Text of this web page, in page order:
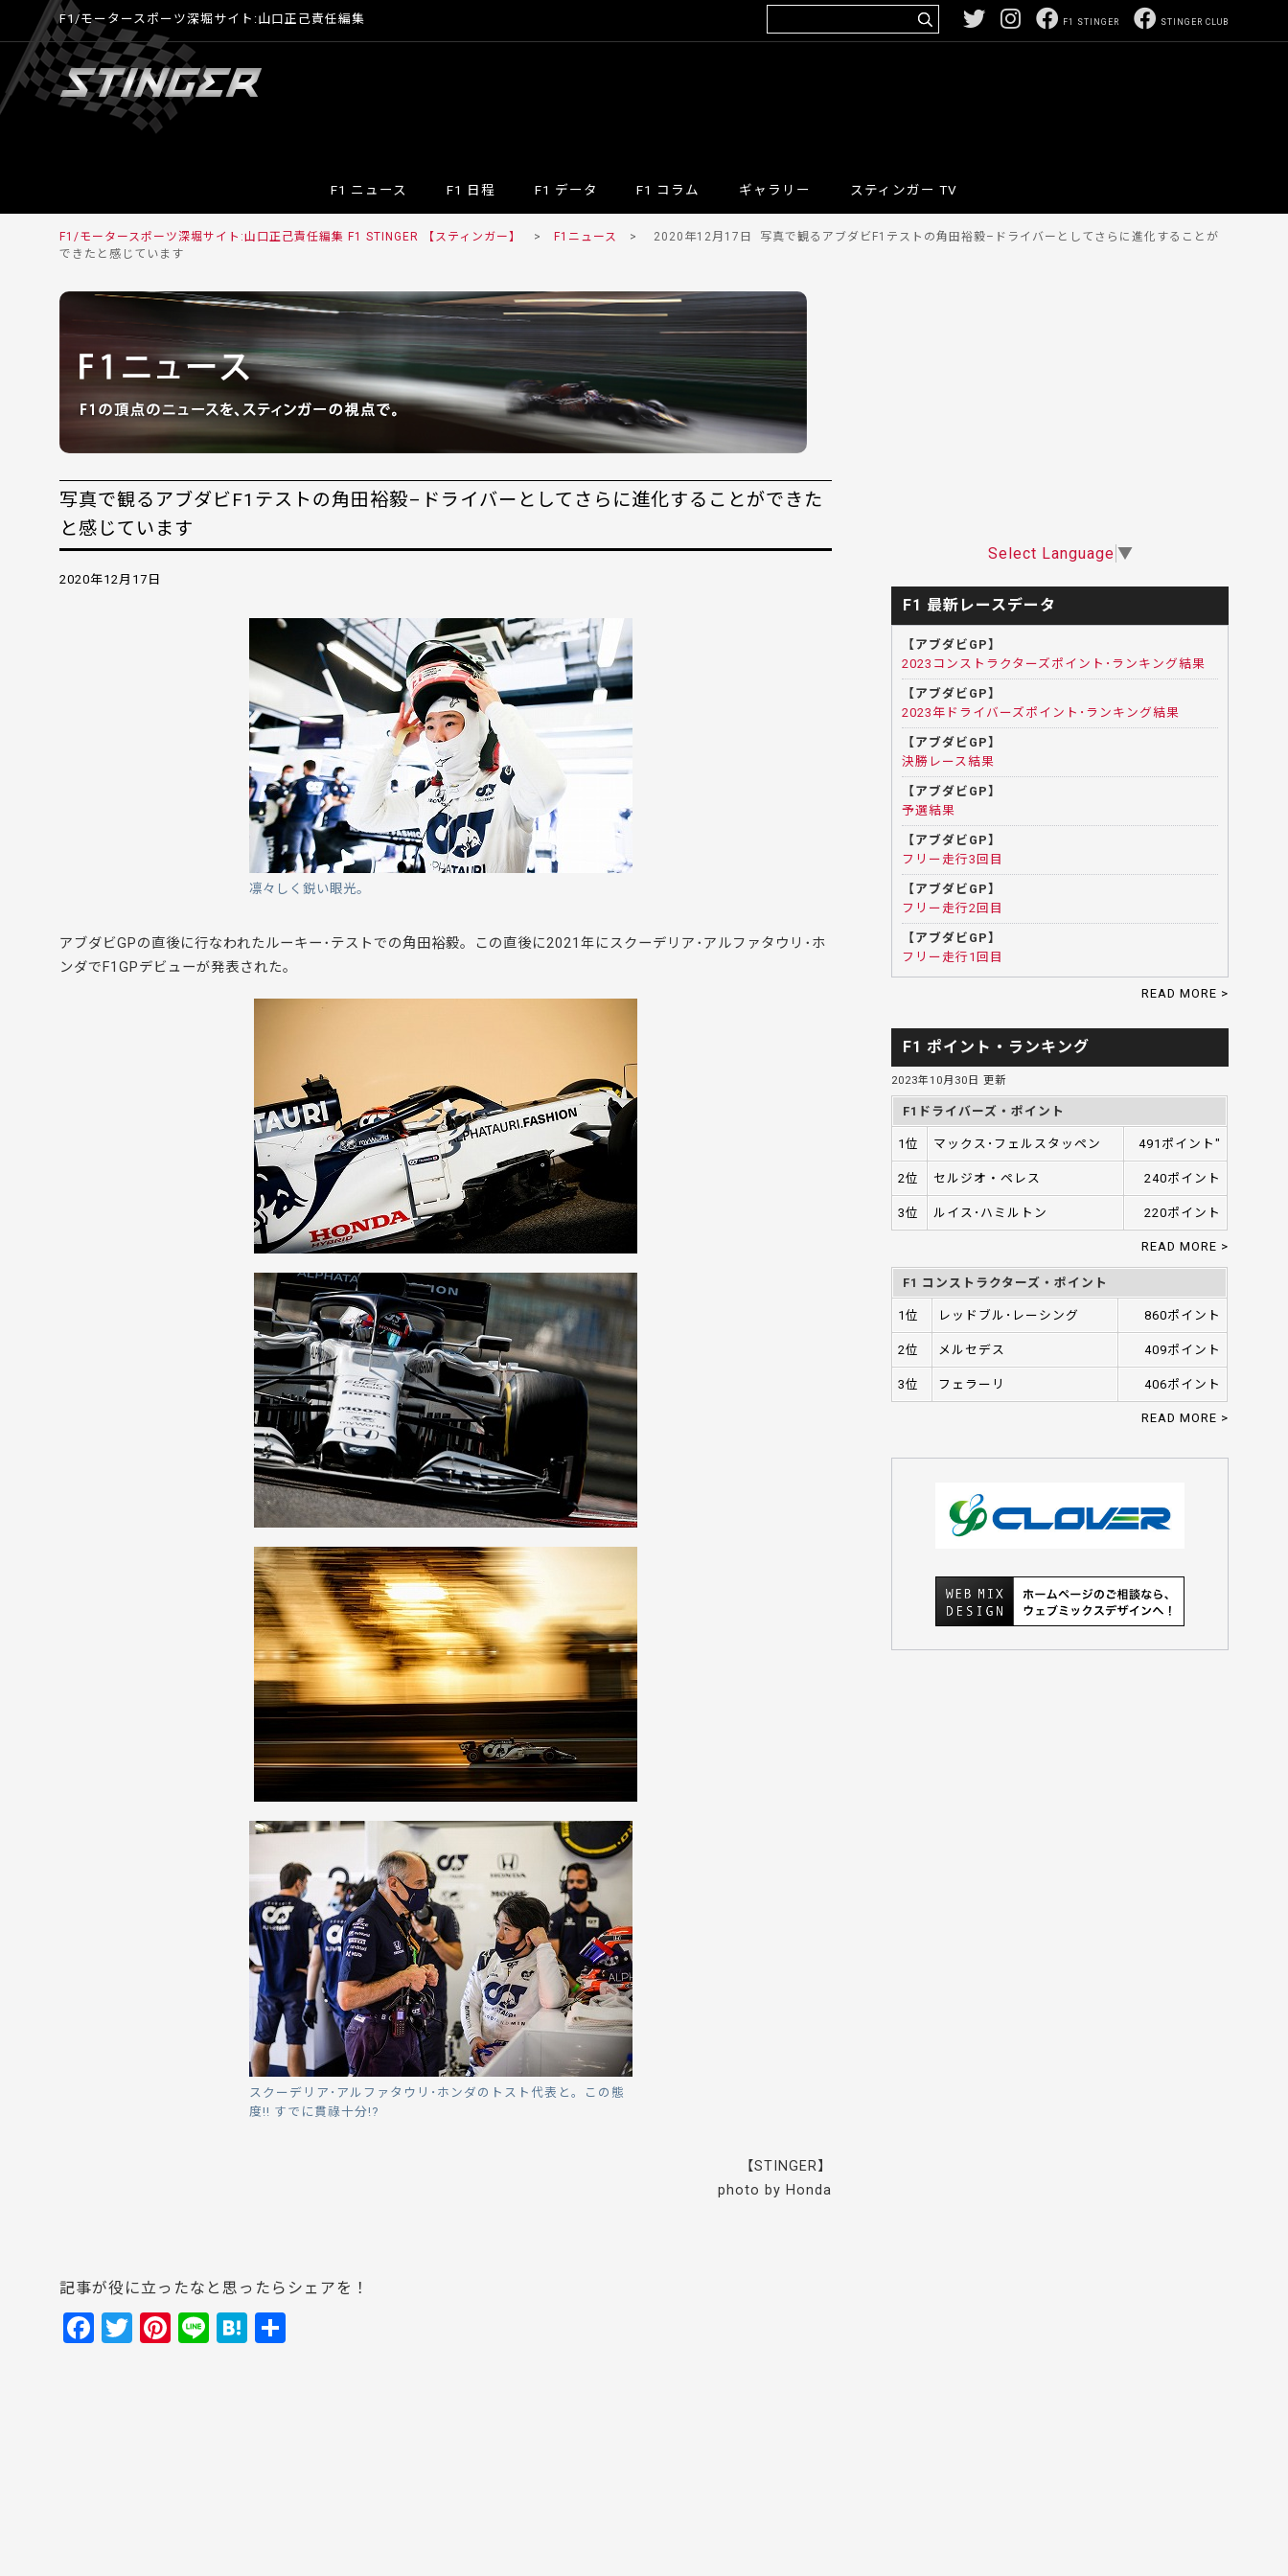
F1/モータースポーツ深堀サイト:山口正己責任編集 STINGER CLUB
F1 STINGER
F1 ニュース F1 日程 F1 データ F1 コラム ギャラリー スティンガー TV
F1/モータースポーツ深堀サイト:山口正己責任編集 F1 STINGER 【スティンガー】 > F1ニュース > 2020年12月17日
写真で観るアブダビF1テストの角田裕毅–ドライバーとしてさらに進化することが
できたと感じています
写真で観るアブダビF1テストの角田裕毅–ドライバーとしてさらに進化することができた
と感じています
2020年12月17日
凛々しく鋭い眼光。
アブダビGPの直後に行なわれたルーキー･テストでの角田裕毅。この直後に2021年にスクーデリア･アルファタウリ･ホ
ンダでF1GPデビューが発表された。
スクーデリア･アルファタウリ･ホンダのトスト代表と。この態
度!! すでに貫祿十分!?
【STINGER】
photo by Honda
記事が役に立ったなと思ったらシェアを！
F
T
Pi Li H
Select Language ▼
F1 最新レースデータ
【アブダビGP】
2023コンストラクターズポイント･ランキング結果
【アブダビGP】
2023年ドライバーズポイント･ランキング結果
【アブダビGP】
決勝レース結果
【アブダビGP】
予選結果
【アブダビGP】
フリー走行3回目
【アブダビGP】
フリー走行2回目
【アブダビGP】
フリー走行1回目
READ MORE >
F1 ポイント・ランキング
2023年10月30日 更新
F1ドライバーズ・ポイント
1位 マックス･フェルスタッペン 491ポイント"
2位 セルジオ・ペレス 240ポイント
3位 ルイス･ハミルトン 220ポイント
READ MORE >
F1 コンストラクターズ・ポイント
1位 レッドブル･レーシング 860ポイント
2位 メルセデス 409ポイント
3位 フェラーリ 406ポイント
READ MORE >